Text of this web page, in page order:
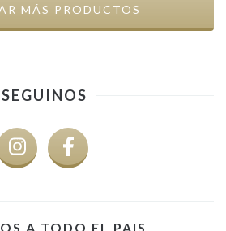
MÁS PRODUCTOS
SEGUINOS
A TODO EL PAIS